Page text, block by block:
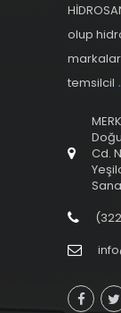
olup
temsilcil
Cd.